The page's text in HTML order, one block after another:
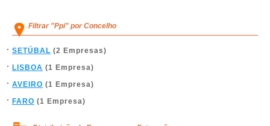
Filtrar "Ppi" por Concelho
SETÚBAL (2 Empresas)
LISBOA (1 Empresa)
AVEIRO (1 Empresa)
FARO (1 Empresa)